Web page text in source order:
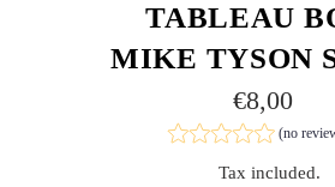
TABLEAU
MIKE TYSON
Regular
price
€8,00
(no
Tax included.